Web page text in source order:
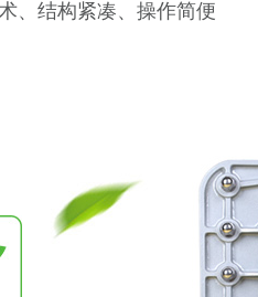
、结构紧凑、操作简便